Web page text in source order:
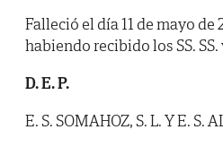
Falleció el día 11 de mayo de
habiendo recibido los SS. SS.
D. E. P.
E. S. SOMAHOZ, S. L. Y E. S.